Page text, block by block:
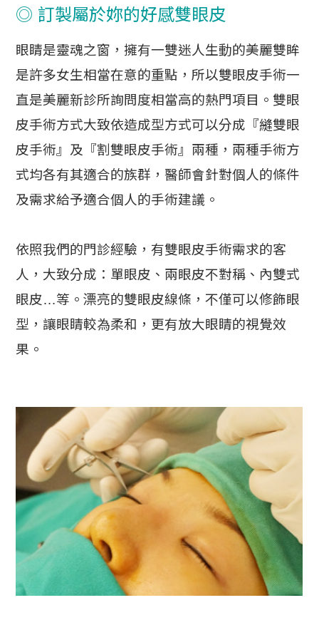
◎ 訂製屬於妳的好感雙眼皮
眼睛是靈魂之窗，擁有一雙迷人生動的美麗雙眸
是許多女生相當在意的重點，所以雙眼皮手術一
直是美麗新診所詢問度相當高的熱門項目。雙眼
皮手術方式大致依造成型方式可以分成『縫雙眼
皮手術』及『割雙眼皮手術』兩種，兩種手術方
式均各有其適合的族群，醫師會針對個人的條件
及需求給予適合個人的手術建議。
依照我們的門診經驗，有雙眼皮手術需求的客
人，大致分成：單眼皮、兩眼皮不對稱、內雙式
眼皮…等。漂亮的雙眼皮線條，不僅可以修飾眼
型，讓眼睛較為柔和，更有放大眼睛的視覺效
果。